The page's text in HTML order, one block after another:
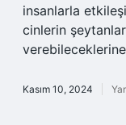
insanlarla
cinlerin
verebileceklerine
Kasım 10, 2024